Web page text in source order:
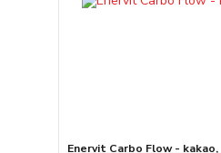
Enervit Carbo Flow - kakao,